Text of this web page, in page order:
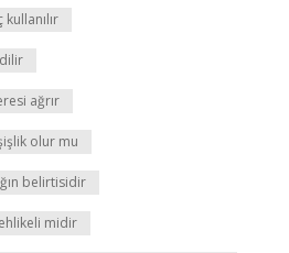
ağrır
olur mu
belirtisidir
midir